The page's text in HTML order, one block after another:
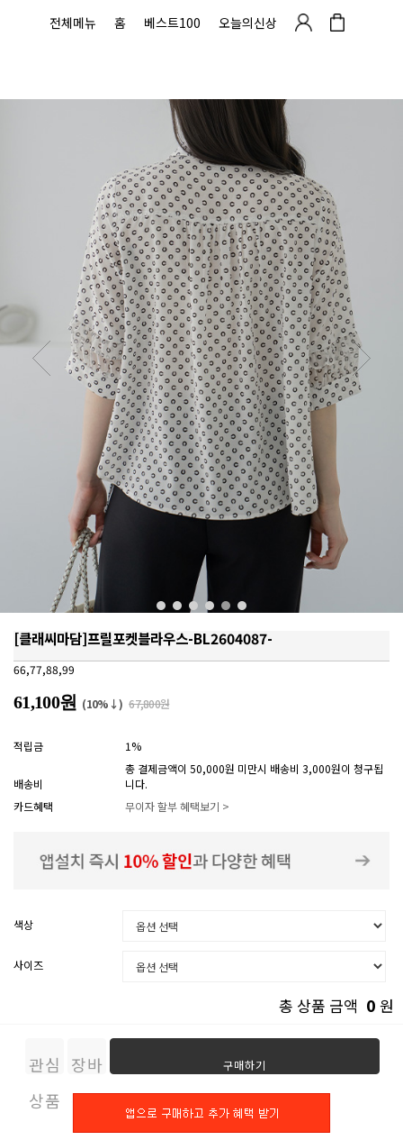
전체메뉴 홈 베스트100 오늘의신상
[클래씨마담]프릴포켓블라우스-BL2604087-
66,77,88,99
61,100원 (10%↓) 67,800원
적립금 1%
배송비
총 결제금액이 50,000원 미만시 배송비 3,000원이 청구됩
니다.
카드혜택
무이자 할부 혜택보기 >
색상
사이즈
총 상품 금액 0 원
관심
상품
장바
구니
구매하기